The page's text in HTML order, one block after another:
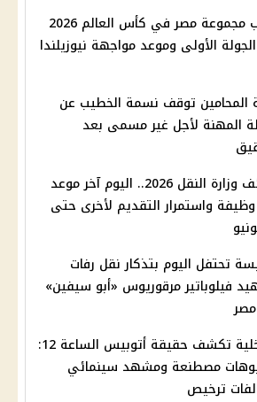
ترتيب مجموعة مصر في كأس العالم 2026
الأولى وموعد مواجهة نيوزيلندا
المحامين توقف نسمة الخطيب عن
المهنة لأجل غير مسمى بعد
وظائف وزارة النقل 2026.. اليوم آخر موعد
لـ12 وظيفة واستمرار التقديم لأخرى حتى
تحتفل اليوم بتذكار نقل رفات
فيلوباتير مرقوريوس «أبو سيفين»
الداخلية تكشف حقيقة أتوبيس الساعة 12:
مصطنعة ومشهد سينمائي
ترخيص